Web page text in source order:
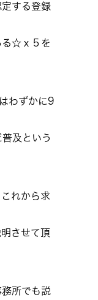
定する登録
る☆ｘ５を
わずかに9
及という
れから求
させて頂
所でも説